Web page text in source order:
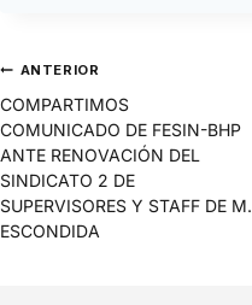
ANTERIOR
COMPARTIMOS
COMUNICADO DE FESIN-BHP
ANTE RENOVACIÓN DEL
SINDICATO 2 DE
SUPERVISORES Y STAFF DE M.
ESCONDIDA